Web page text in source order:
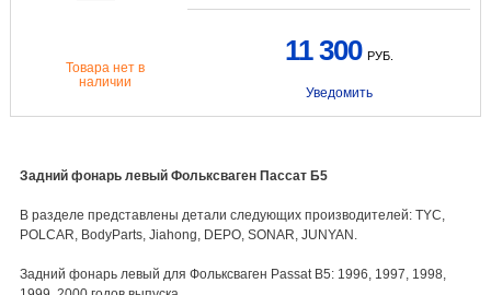
Товара нет в
наличии
11 300 РУБ.
Уведомить
Задний фонарь левый Фольксваген Пассат Б5
В разделе представлены детали следующих производителей: TYC,
POLCAR, BodyParts, Jiahong, DEPO, SONAR, JUNYAN.
Задний фонарь левый для Фольксваген Passat B5: 1996, 1997, 1998,